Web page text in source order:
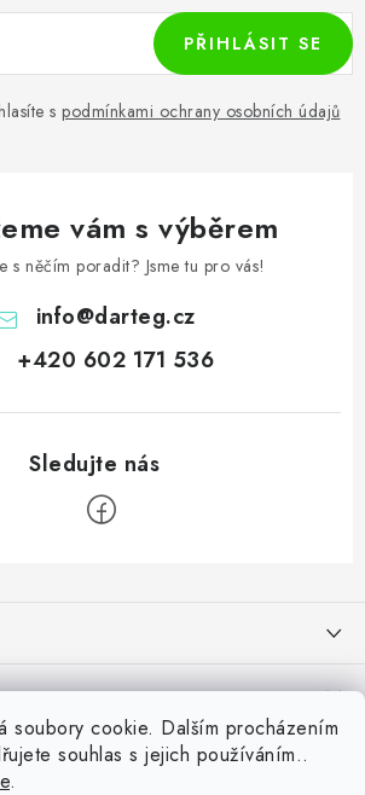
soubory cookie. Dalším procházením
souhlas s jejich používáním..
.
s podmínkami ochrany osobních údajů
PŘIHLÁSIT SE
vám s výběrem
s něčím poradit? Jsme tu pro vás!
info@darteg.cz
+420 602 171 536